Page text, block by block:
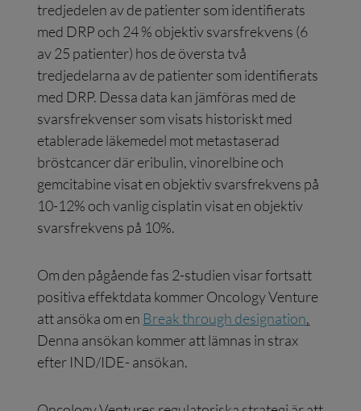
tredjedelen av de patienter som identifierats
med DRP och 24 % objektiv svarsfrekvens (6
av 25 patienter) hos de översta två
tredjedelarna av de patienter som identifierats
med DRP. Dessa data kan jämföras med de
svarsfrekvenser som visats historiskt med
etablerade läkemedel mot metastaserad
bröstcancer där eribulin, vinorelbine och
gemcitabine visat en objektiv svarsfrekvens på
10-12% och vanlig cisplatin visat en objektiv
svarsfrekvens på 10%.
Om den pågående fas 2-studien visar fortsatt
positiva effektdata kommer Oncology Venture
att ansöka om en Break through designation.
Denna ansökan kommer att lämnas in strax
efter IND/IDE- ansökan.